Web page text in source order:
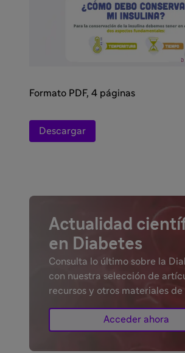
Formato PDF, 4 páginas
Descargar
Actualidad
en Diabetes
Consulta lo último sobre la
con nuestra selección de
recursos y otros materiales de
Acceder ahora